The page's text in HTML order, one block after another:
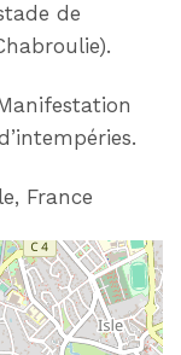
de
France